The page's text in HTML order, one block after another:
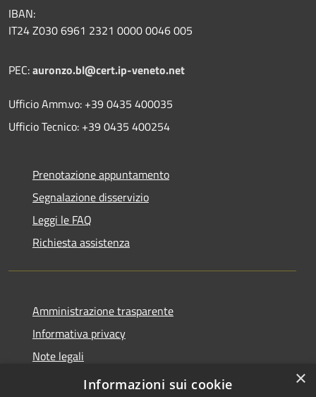
IBAN:
IT24 Z030 6961 2321 0000 0046 005
PEC:auronzo.bl@cert.ip-veneto.net
Ufficio Amm.vo: +39 0435 400035
Ufficio Tecnico: +39 0435 400254
Prenotazione appuntamento
Segnalazione disservizio
Leggi le FAQ
Richiesta assistenza
Amministrazione trasparente
Informativa privacy
Note legali
Dichiarazione di accessibilità
×
Informazioni sui cookie